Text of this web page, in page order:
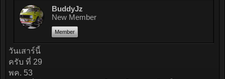
BuddyJz
New Member
Member
วันเสาร์นี้
ครับ ที่ 29
พค. 53